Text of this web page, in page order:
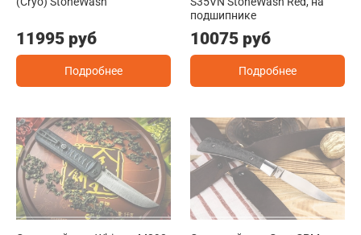
11995 руб
Подробнее
подшипнике
10075 руб
Подробнее